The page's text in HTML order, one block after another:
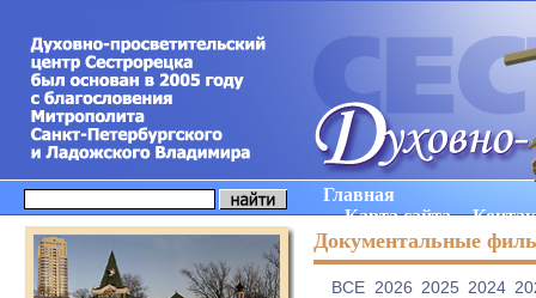
Главная
Карта сайта
Документальные
ВCE 2026 2025 2024